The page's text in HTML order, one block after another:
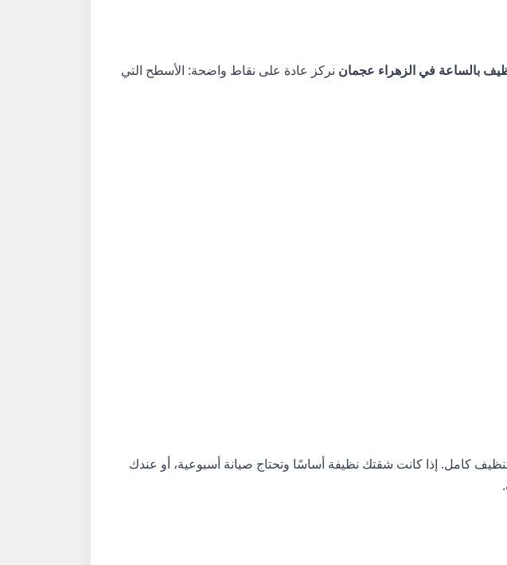
بالساعة في الزهراء عجمان نركز عادة على نقاط واضحة: الأسطح التي
كامل. إذا كانت شقتك نظيفة أساسًا وتحتاج صيانة أسبوعية، أو عندك